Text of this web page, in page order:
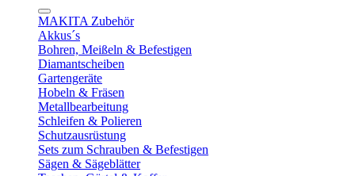
MAKITA Zubehör
Akkus´s
Bohren, Meißeln & Befestigen
Diamantscheiben
Gartengeräte
Hobeln & Fräsen
Metallbearbeitung
Schleifen & Polieren
Schutzausrüstung
Sets zum Schrauben & Befestigen
Sägen & Sägeblätter